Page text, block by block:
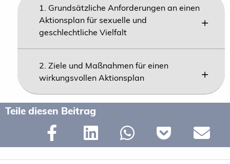
1. Grundsätzliche Anforderungen an einen
Aktionsplan für sexuelle und
geschlechtliche Vielfalt
2. Ziele und Maßnahmen für einen
wirkungsvollen Aktionsplan
Teile diesen Beitrag